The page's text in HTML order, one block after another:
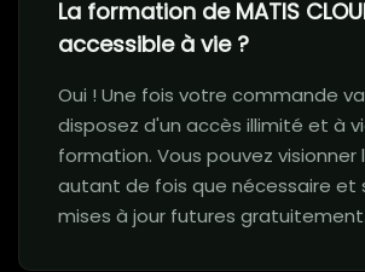
La formation de MATIS
accessible à vie ?
Oui ! Une fois votre commande
disposez d'un accès illimité et à
formation. Vous pouvez visionner
autant de fois que nécessaire et
mises à jour futures gratuitement.